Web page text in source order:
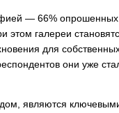
— 66%
галереи
для
они уже
являются